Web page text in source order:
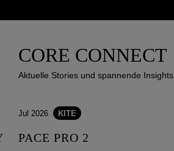
CORE CONNECT
Aktuelle Stories und spannende Insights
Jul 2026 KITE
PACE PRO 2